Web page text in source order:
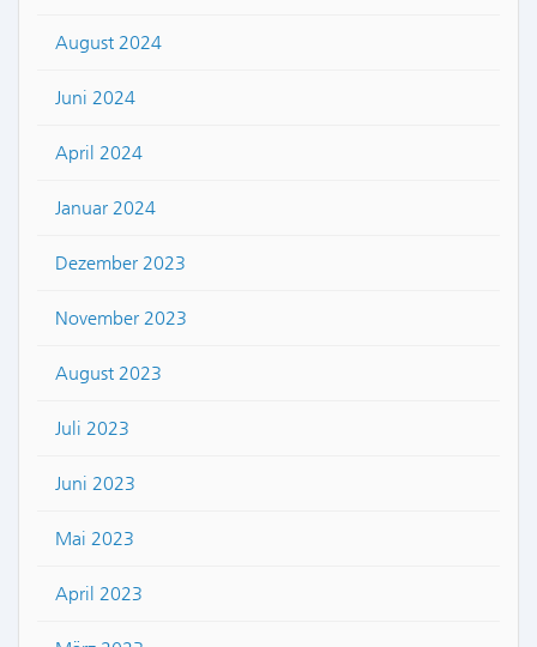
August 2024
Juni 2024
April 2024
Januar 2024
Dezember 2023
November 2023
August 2023
Juli 2023
Juni 2023
Mai 2023
April 2023